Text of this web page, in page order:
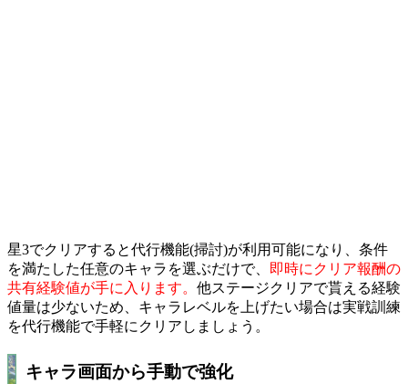
星3でクリアすると代行機能(掃討)が利用可能になり、条件
を満たした任意のキャラを選ぶだけで、
即時にクリア報酬の
共有経験値が手に入ります。 他ステージクリアで貰える経験
値量は少ないため、キャラレベルを上げたい場合は実戦訓練
を代行機能で手軽にクリアしましょう。
キャラ画面から手動で強化